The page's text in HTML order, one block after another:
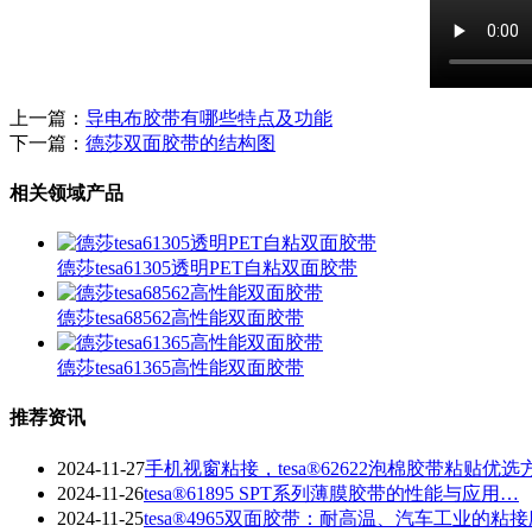
上一篇： 导电布胶带有哪些特点及功能
下一篇： 德莎双面胶带的结构图
相关领域产品
德莎tesa61305透明PET自粘双面胶带
德莎tesa68562高性能双面胶带
德莎tesa61365高性能双面胶带
推荐资讯
2024-11-27手机视窗粘接，tesa®62622泡棉胶带粘贴优选
2024-11-26tesa®61895 SPT系列薄膜胶带的性能与应用…
2024-11-25tesa®4965双面胶带：耐高温、汽车工业的粘